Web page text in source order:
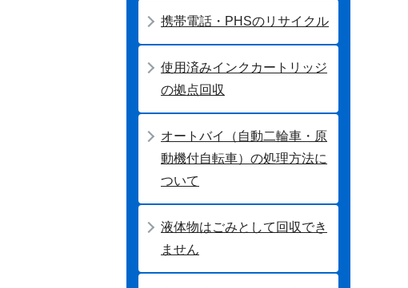
携帯電話・PHSのリサイクル
使用済みインクカートリッジ
の拠点回収
オートバイ（自動二輪車・原
動機付自転車）の処理方法に
ついて
液体物はごみとして回収でき
ません